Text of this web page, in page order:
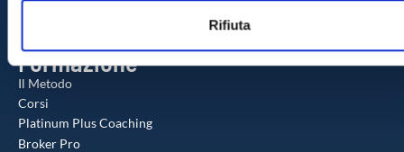
web, pubblicità e social media, i quali potrebbero combinarle
altre informazioni che ha fornito loro o che hanno raccolto
utilizzo dei loro servizi.
Rifiuta
Check-up Gratuito
Formazione
Il Metodo
Corsi
Platinum Plus Coaching
Broker Pro